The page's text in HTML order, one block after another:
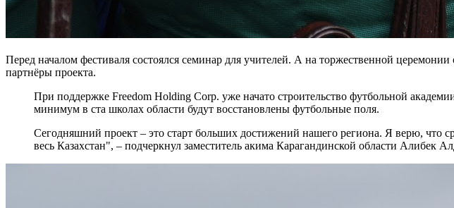
Перед началом фестиваля состоялся семинар для учителей. А на торжественной
партнёры проекта.
При поддержке Freedom Holding Corp. уже начато строительство футбольной
минимум в ста школах области будут восстановлены футбольные поля.
Сегодняшний проект – это старт больших достижений нашего региона. Я верю, что
весь Казахстан", – подчеркнул заместитель акима Карагандинской области Алибек